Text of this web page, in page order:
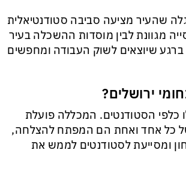
שהעיר מציעה סביבה סטודנטיאלית
מגוונת לבין מוסדות ההשכלה בעיר
ברגע שיוצאים לשוק העבודה ומחפשים
ירושלים?
כלפי הסטודנטים. המכללה פועלת
של כל אחד ואחת הם המפתח להצלחה,
ומסייעת לסטודנטים לממש את